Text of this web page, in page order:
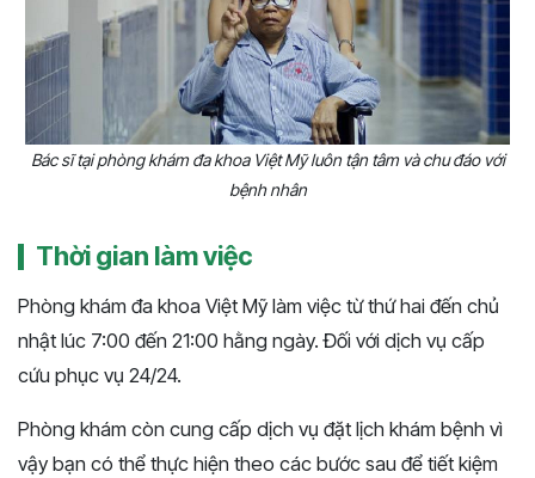
Bác sĩ tại phòng khám đa khoa Việt Mỹ luôn tận tâm và chu đáo với
bệnh nhân
Thời gian làm việc
Phòng khám đa khoa Việt Mỹ làm việc từ thứ hai đến chủ
nhật lúc 7:00 đến 21:00 hằng ngày. Đối với dịch vụ cấp
cứu phục vụ 24/24.
Phòng khám còn cung cấp dịch vụ đặt lịch khám bệnh vì
vậy bạn có thể thực hiện theo các bước sau để tiết kiệm